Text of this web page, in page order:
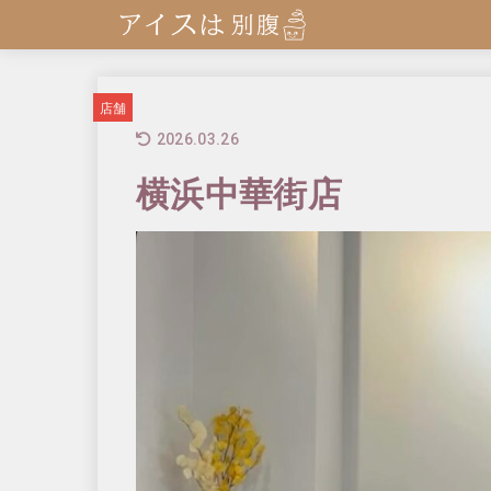
店舗
2026.03.26
横浜中華街店